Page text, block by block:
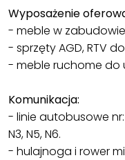
Wyposażenie
- meble w zabudowie
- sprzęty AGD, RTV
- meble ruchome do
Komunikacja:
- linie autobusowe nr: 3,
N3, N5, N6.
- hulajnoga i rower